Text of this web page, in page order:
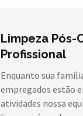
Limpeza Pós-
Profissional
Enquanto sua
empregados estão
atividades nossa